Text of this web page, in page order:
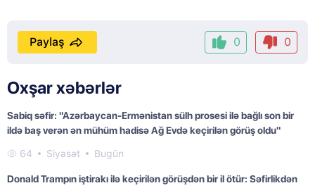
0 0
Paylaş
Oxşar xəbərlər
Sabiq səfir: "Azərbaycan-Ermənistan sülh prosesi ilə bağlı son bir
ildə baş verən ən mühüm hadisə Ağ Evdə keçirilən görüş oldu"
64 Siyasət Bugün
Donald Trampın iştirakı ilə keçirilən görüşdən bir il ötür: Səfirlikdən